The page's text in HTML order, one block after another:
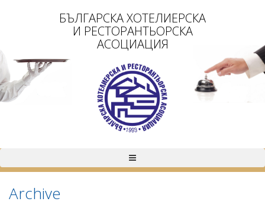
БЪЛГАРСКА ХОТЕЛИЕРСКА
И РЕСТОРАНТЬОРСКА
АСОЦИАЦИЯ
Archive